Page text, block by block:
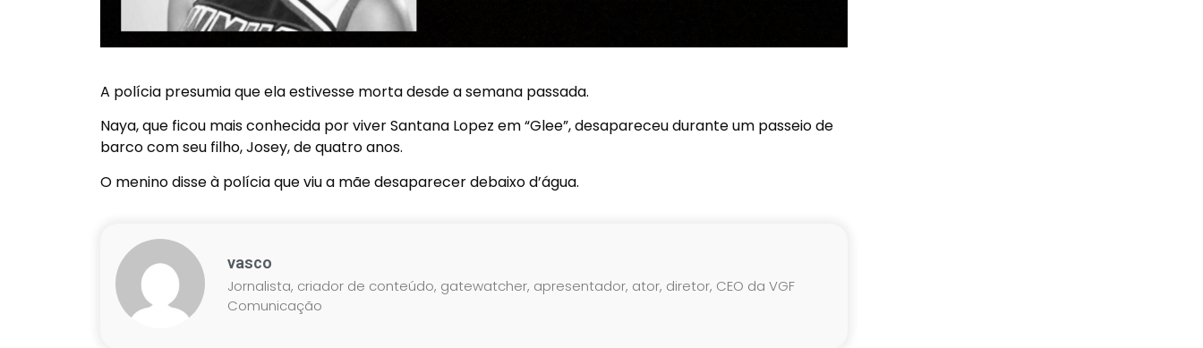
A polícia presumia que ela estivesse morta desde a semana passada.
Naya, que ficou mais conhecida por viver Santana Lopez em “Glee”, desapareceu durante um passeio de
barco com seu filho, Josey, de quatro anos.
O menino disse à polícia que viu a mãe desaparecer debaixo d’água.
vasco
Jornalista, criador de conteúdo, gatewatcher, apresentador, ator, diretor, CEO da VGF
Comunicação